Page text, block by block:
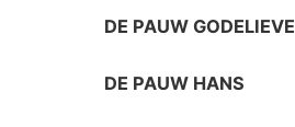
DE PAUW GODELIEVE
DE PAUW HANS